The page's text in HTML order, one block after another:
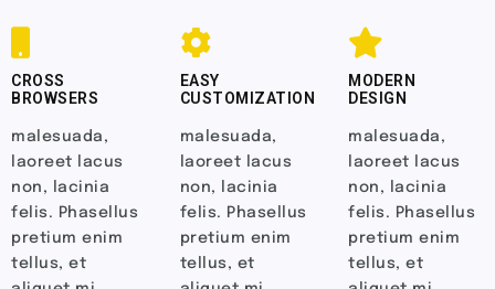
CROSS
BROWSERS
laoreet lacus
non, lacinia
felis. Phasellus
pretium enim
tellus, et
aliquet mi
EASY
CUSTOMIZATION
laoreet lacus
non, lacinia
felis. Phasellus
pretium enim
tellus, et
aliquet mi
MODERN
DESIGN
laoreet lacus
non, lacinia
felis. Phasellus
pretium enim
tellus, et
aliquet mi